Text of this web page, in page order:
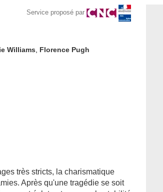
Service proposé par
Williams Florence Pugh
très stricts, la charismatique
Après qu'une tragédie se soit